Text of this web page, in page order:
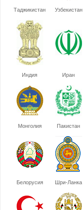
Таджикистан Узбекистан
Индия Иран
Монголия Пакистан
Белорусия Шри-Ланка